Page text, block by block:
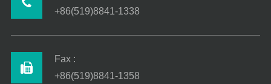
+86(519)8841-1338
Fax :
+86(519)8841-1358